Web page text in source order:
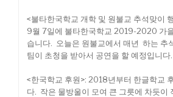
<불타한국학교 개학 및 원불교 추석맞이
9월 7일에 불타한국학교 2019-2020 가
습니다. 오늘은 원불교에서 매년 하는 추
팀이 초청을 받아서 공연을 할 예정입니다.
<한국학교 후원>: 2018년부터 한글학교
다. 작은 물방울이 모여 큰 그릇에 차듯이